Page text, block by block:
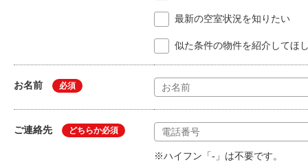
最新の空室状況を知りたい
似た条件の物件を紹介してほ
お名前 必須
ご連絡先 どちらか必須
※ハイフン「-」は不要です。